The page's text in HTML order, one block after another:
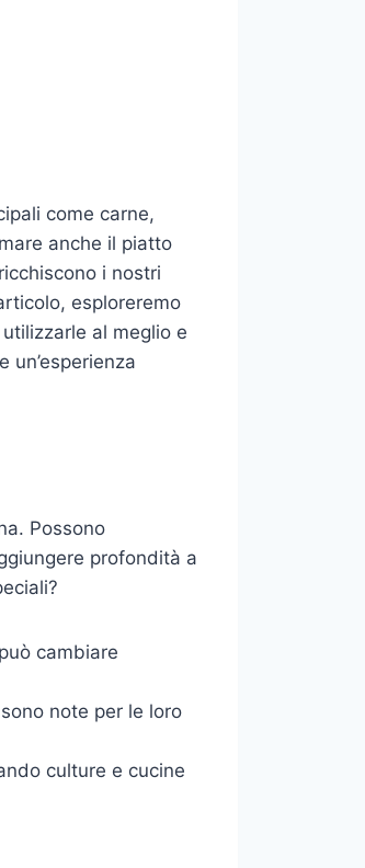
come carne,
anche il piatto
i nostri
esploreremo
al meglio e
Possono
profondità a
cambiare
note per le loro
culture e cucine